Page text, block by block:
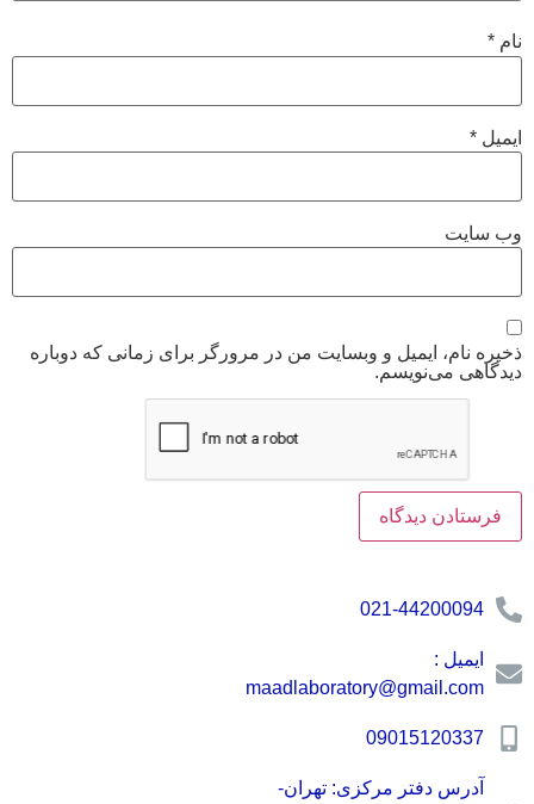
*
سایت
نام، ایمیل و وبسایت من در مرورگر برای زمانی که دوباره
می‌نویسم.
021-44200094
ایمیل :
maadlaboratory@gmail.com
09015120337
آدرس دفتر مرکزی: تهران-